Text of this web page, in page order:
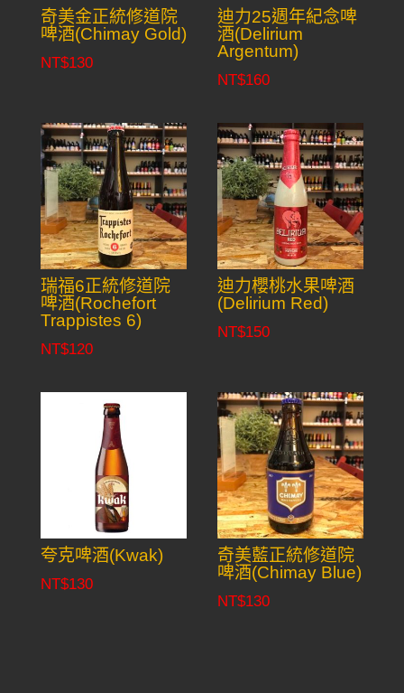
奇美金正統修道院
啤酒(Chimay Gold)
NT$130
迪力25週年紀念啤
酒(Delirium
Argentum)
NT$160
瑞福6正統修道院
啤酒(Rochefort
Trappistes 6)
NT$120
迪力櫻桃水果啤酒
(Delirium Red)
NT$150
夸克啤酒(Kwak)
NT$130
奇美藍正統修道院
啤酒(Chimay Blue)
NT$130